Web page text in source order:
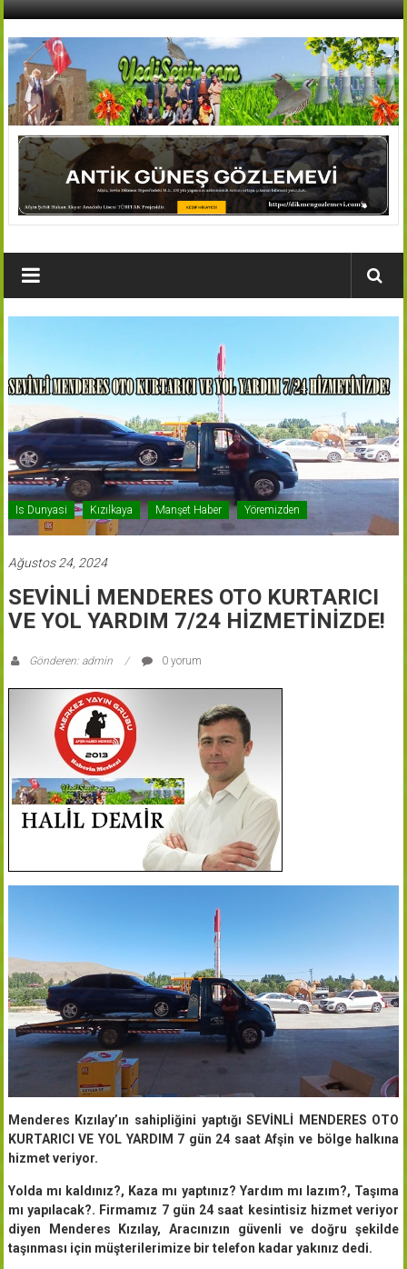
İçeriğe
AFŞİN
YEDİSEVİN
HABER
Köyleri
Is Dunyasi Kızılkaya Manşet Haber Yöremizden
Ağustos 24, 2024
SEVİNLİ MENDERES OTO KURTARICI
VE YOL YARDIM 7/24 HİZMETİNİZDE!
Gönderen: admin 0 yorum
Menderes Kızılay’ın sahipliğini yaptığı SEVİNLİ MENDERES OTO
KURTARICI VE YOL YARDIM 7 gün 24 saat Afşin ve bölge halkına
hizmet veriyor.
Yolda mı kaldınız?, Kaza mı yaptınız? Yardım mı lazım?, Taşıma
mı yapılacak?. Firmamız 7 gün 24 saat kesintisiz hizmet veriyor
diyen Menderes Kızılay, Aracınızın güvenli ve doğru şekilde
taşınması için müşterilerimize bir telefon kadar yakınız dedi.